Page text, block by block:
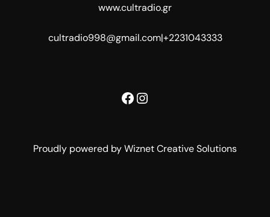
www.cultradio.gr
cultradio998@gmail.com|+2231043333
Facebook
Instagram
Proudly powered by Wiznet Creative Solutions